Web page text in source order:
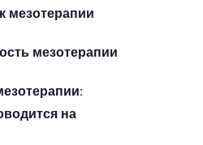
мезотерапии
мезотерапии
на